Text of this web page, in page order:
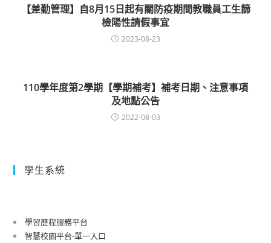
【差勤管理】自8月15日起有關防疫期間教職員工生篩
檢陽性請假事宜
2023-08-23
110學年度第2學期【學期補考】補考日期、注意事項
及地點公告
2022-08-03
學生系統
學習歷程服務平台
智慧校園平台-單一入口